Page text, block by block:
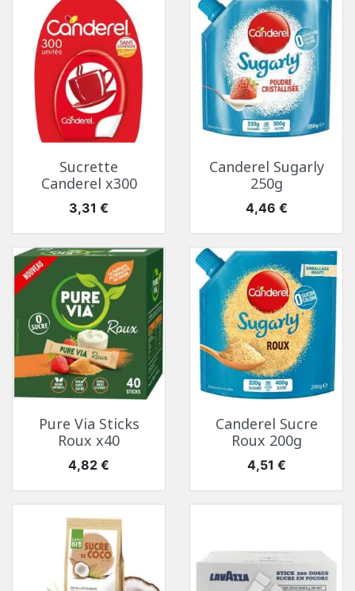
Sucrette
Canderel x300
Prix
3,31 €
Canderel Sugarly
250g
Prix
4,46 €
Pure Via Sticks
Roux x40
Prix
4,82 €
Canderel Sucre
Roux 200g
Prix
4,51 €